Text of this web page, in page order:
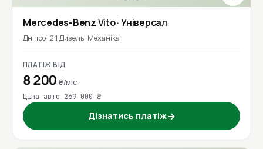
Mercedes-BenzVito· Універсал
Дніпро 2.1 Дизель Механіка
ПЛАТІЖ ВІД
8 200₴/міс
Ціна авто 269 000 ₴
Дізнатись платіж→